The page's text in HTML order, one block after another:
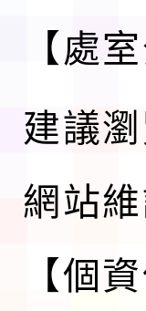
【處
建議
網站
【個